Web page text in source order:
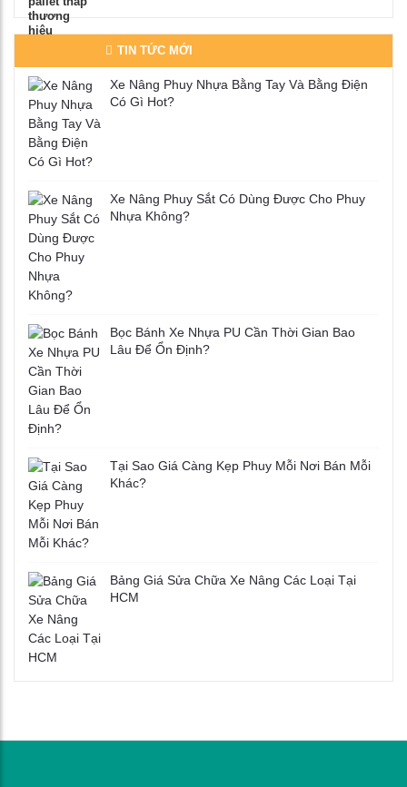
TIN TỨC MỚI
Xe Nâng Phuy Nhựa Bằng Tay Và Bằng Điện
Có Gì Hot?
Xe Nâng Phuy Sắt Có Dùng Được Cho Phuy
Nhựa Không?
Bọc Bánh Xe Nhựa PU Cần Thời Gian Bao
Lâu Để Ổn Định?
Tại Sao Giá Càng Kẹp Phuy Mỗi Nơi Bán Mỗi
Khác?
Bảng Giá Sửa Chữa Xe Nâng Các Loại Tại
HCM